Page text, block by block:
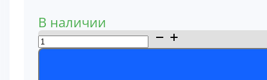
В наличии
Количество
товара